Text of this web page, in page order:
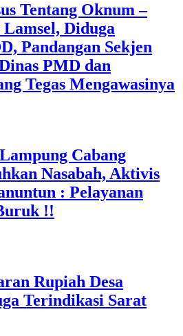
Tentang Oknum –
Diduga
Pandangan Sekjen
PMD dan
Tegas Mengawasinya
Cabang
Nasabah, Aktivis
: Pelayanan
!!
Rupiah Desa
Terindikasi Sarat